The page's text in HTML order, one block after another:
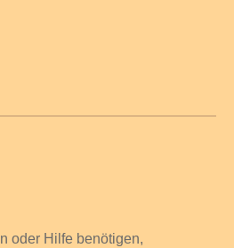
oder Hilfe benötigen,